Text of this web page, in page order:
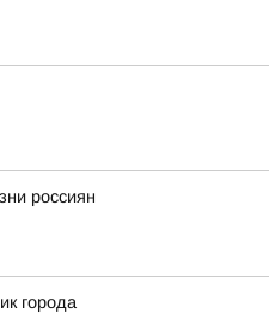
россиян
города